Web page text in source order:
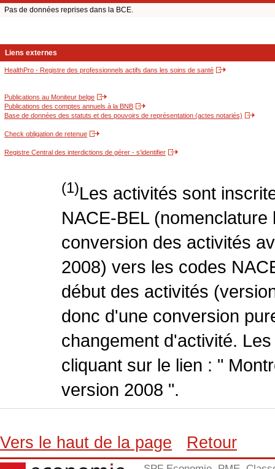
Pas de données reprises dans la BCE.
Liens externes
HealthPro - Registre des professionnels actifs dans les soins de santé
Publications au Moniteur belge
Publications des comptes annuels à la BNB
Base de données des statuts et des pouvoirs de représentation (actes notariés)
Check obligation de retenue
Registre Central des interdictions de gérer - s'identifier
(1)Les activités sont
NACE-BEL
conversion des activités
2008) vers les codes
début des activités
donc d'une conversion
changement d'activité.
cliquant sur le lien : "
version 2008 ".
Vers le haut de la page Retour